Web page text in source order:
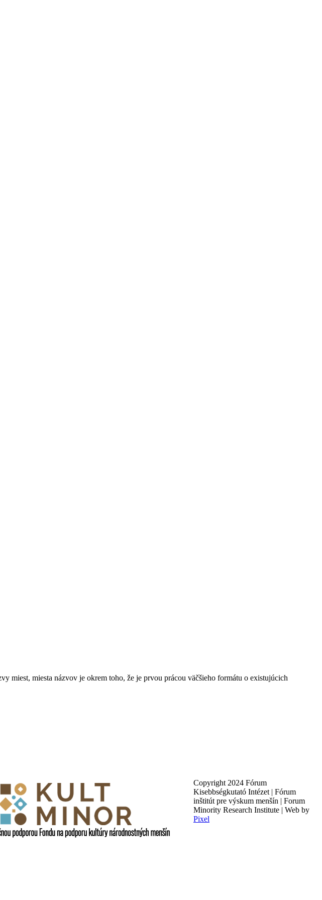
miest, miesta názvov je okrem toho, že je prvou prácou väčšieho formátu o existujúcich
Copyright 2024 Fórum
Kisebbségkutató Intézet | Fórum
inštitút pre výskum menšín | Forum
Minority Research Institute | Web by
Pixel